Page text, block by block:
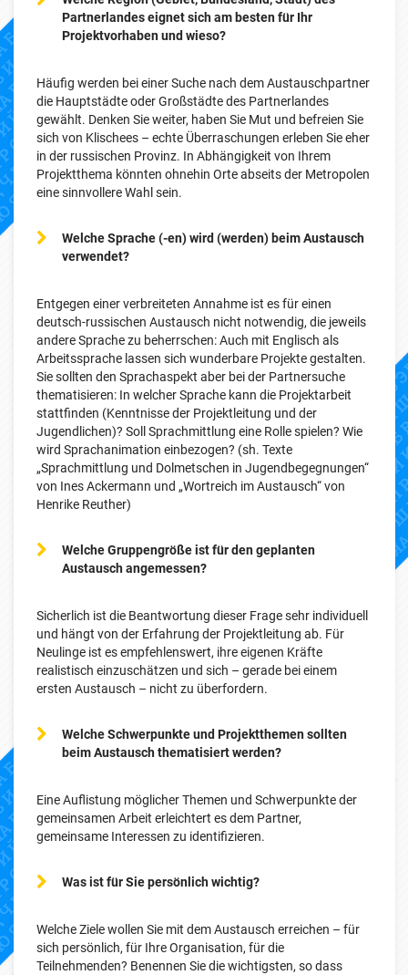
Partnerlandes eignet sich am besten für Ihr
Projektvorhaben und wieso?
Häufig werden bei einer Suche nach dem Austauschpartner
die Hauptstädte oder Großstädte des Partnerlandes
gewählt. Denken Sie weiter, haben Sie Mut und befreien Sie
sich von Klischees – echte Überraschungen erleben Sie eher
in der russischen Provinz. In Abhängigkeit von Ihrem
Projektthema könnten ohnehin Orte abseits der Metropolen
eine sinnvollere Wahl sein.
Welche Sprache (-en) wird (werden) beim Austausch
verwendet?
Entgegen einer verbreiteten Annahme ist es für einen
deutsch-russischen Austausch nicht notwendig, die jeweils
andere Sprache zu beherrschen: Auch mit Englisch als
Arbeitssprache lassen sich wunderbare Projekte gestalten.
Sie sollten den Sprachaspekt aber bei der Partnersuche
thematisieren: In welcher Sprache kann die Projektarbeit
stattfinden (Kenntnisse der Projektleitung und der
Jugendlichen)? Soll Sprachmittlung eine Rolle spielen? Wie
wird Sprachanimation einbezogen? (sh. Texte
„Sprachmittlung und Dolmetschen in Jugendbegegnungen“
von Ines Ackermann und „Wortreich im Austausch“ von
Henrike Reuther)
Welche Gruppengröße ist für den geplanten
Austausch angemessen?
Sicherlich ist die Beantwortung dieser Frage sehr individuell
und hängt von der Erfahrung der Projektleitung ab. Für
Neulinge ist es empfehlenswert, ihre eigenen Kräfte
realistisch einzuschätzen und sich – gerade bei einem
ersten Austausch – nicht zu überfordern.
Welche Schwerpunkte und Projektthemen sollten
beim Austausch thematisiert werden?
Eine Auflistung möglicher Themen und Schwerpunkte der
gemeinsamen Arbeit erleichtert es dem Partner,
gemeinsame Interessen zu identifizieren.
Was ist für Sie persönlich wichtig?
Welche Ziele wollen Sie mit dem Austausch erreichen – für
sich persönlich, für Ihre Organisation, für die
Teilnehmenden? Benennen Sie die wichtigsten, so dass